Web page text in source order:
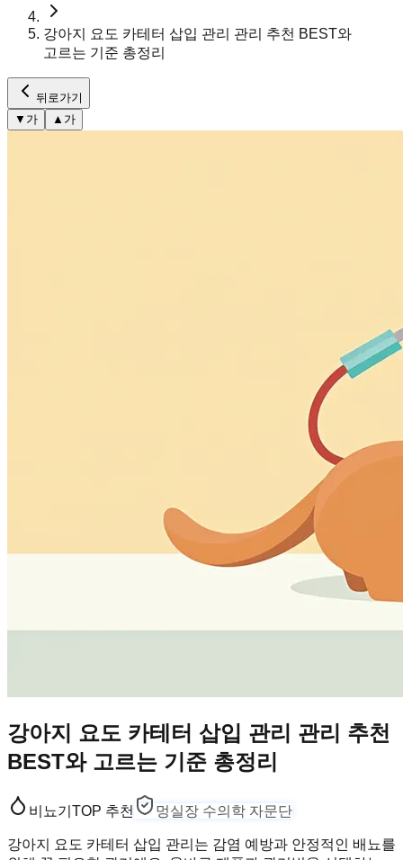
강아지 요도 카테터 삽입 관리 관리 추천 BEST와
고르는 기준 총정리
뒤로가기
▼ 가 ▲ 가
강아지 요도 카테터 삽입 관리 관리 추천
BEST와 고르는 기준 총정리
비뇨기 TOP 추천 멍실장 수의학 자문단
강아지 요도 카테터 삽입 관리는 감염 예방과 안정적인 배뇨를